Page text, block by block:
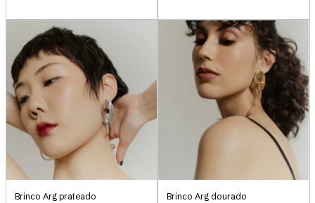
Brinco Arg prateado
Brinco Arg dourado